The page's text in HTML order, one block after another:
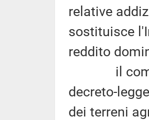
relative
sostituisce
reddito
il comma
decreto-
dei terreni